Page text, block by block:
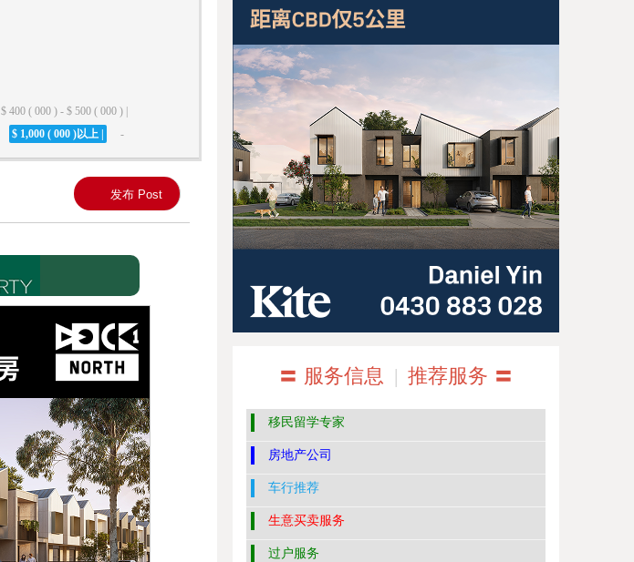
$ 400 ( 000 ) - $ 500 ( 000 ) |
$ 1,000 ( 000 )以上 | -
发布 Post
〓 服务信息 | 推荐服务 〓
移民留学专家
房地产公司
车行推荐
生意买卖服务
过户服务